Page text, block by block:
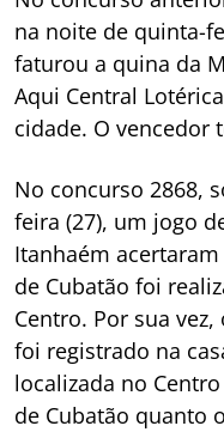
na noite de quinta-
faturou a quina da
Aqui Central
cidade. O vencedor
No concurso 2868,
feira (27), um jogo
Itanhaém
de Cubatão foi
Centro. Por sua
foi registrado na
localizada no
de Cubatão quanto